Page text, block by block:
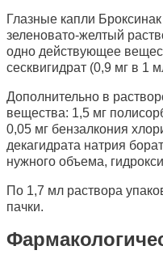
Глазные капли
зеленовато-желтый
одно действующее
сесквигидрат (0,9 мг в 1
Дополнительно в
вещества: 1,5 мг
0,05 мг бензалкония
декагидрата натрия
нужного объема,
По 1,7 мл раствора
пачки.